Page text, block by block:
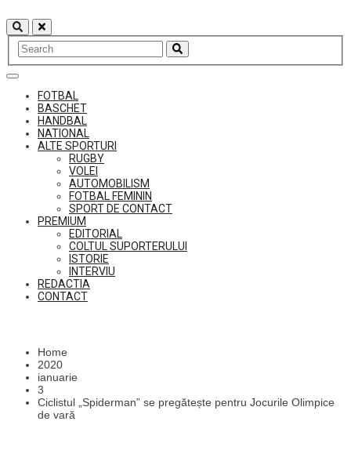
to
content
FOTBAL
BASCHET
HANDBAL
NATIONAL
ALTE SPORTURI
RUGBY
VOLEI
AUTOMOBILISM
FOTBAL FEMININ
SPORT DE CONTACT
PREMIUM
EDITORIAL
COLTUL SUPORTERULUI
ISTORIE
INTERVIU
REDACTIA
CONTACT
Home
2020
ianuarie
3
Ciclistul „Spiderman” se pregătește pentru Jocurile Olimpice
de vară